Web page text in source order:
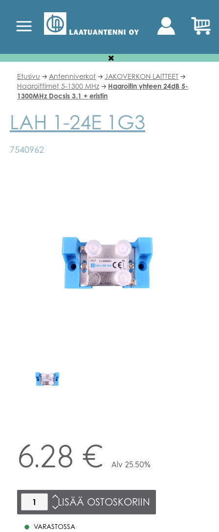
Etusivu 🡢 Antenniverkot 🡢 JAKOVERKON LAITTEET 🡢
Haaroittimet 5-1300 MHz 🡢 Haaroitin yhteen 24dB 5-
1300MHz Docsis 3.1 + eristin
LAH 1-24E 1G3
7540962
6.28 € Alv 25.50%
LISÄÄ OSTOSKORIIN
VARASTOSSA